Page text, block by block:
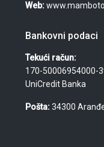
Web:
Bankovni podaci
Tekući račun:
170-50006954000-
UniCredit Banka
Pošta:34300